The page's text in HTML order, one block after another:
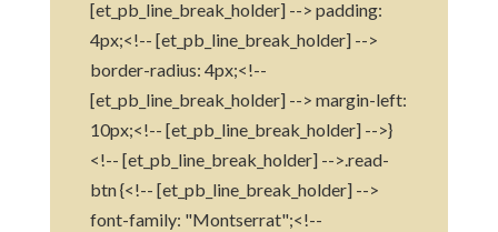
[et_pb_line_break_holder] --> padding:
4px;<!-- [et_pb_line_break_holder] -->
border-radius: 4px;<!--
[et_pb_line_break_holder] --> margin-left:
10px;<!-- [et_pb_line_break_holder] -->}
<!-- [et_pb_line_break_holder] -->.read-
btn {<!-- [et_pb_line_break_holder] -->
font-family: "Montserrat";<!--